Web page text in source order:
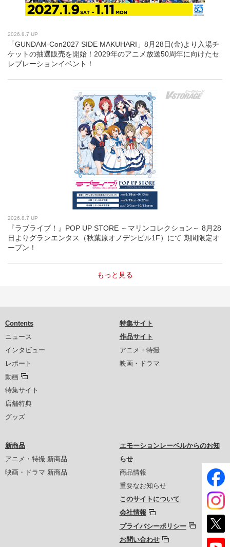
2026.8.7 UP
「GUNDAM-Con2027 SIDE MAKUHARI」8月28日(金)より入場チ
ケットの抽選販売を開始！2029年のアニメ放送50周年に向けたセ
レブレーションイベント！
2026.8.7 UP
『ラブライブ！』POP UP STORE ～マリンコレクション～ 8月28
日よりグランエンタス（秋葉原オノデンビル1F）にて 期間限定オ
ープン！
もっと見る
Contents
ニュース
インタビュー
レポート
動画
特集サイト
店舗特典
グッズ
特集サイト
作品サイト
アニメ・特撮
映画・ドラマ
新商品
アニメ・特撮 新商品
映画・ドラマ 新商品
エモーションレーベルからのお知
らせ
商品情報
重要なお知らせ
このサイトについて
会社情報
プライバシーポリシー
お問い合わせ